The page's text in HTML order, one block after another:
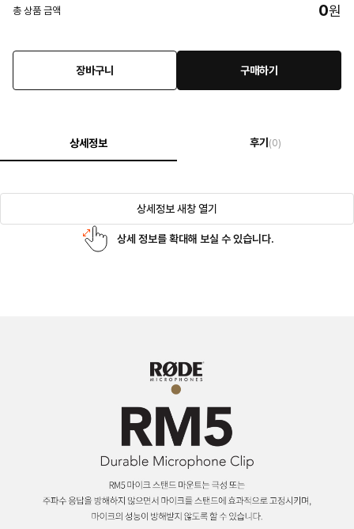
총 상품 금액 0원
장바구니 구매하기
상세정보 후기 (0)
상세정보 새창 열기
상세 정보를 확대해 보실 수 있습니다.